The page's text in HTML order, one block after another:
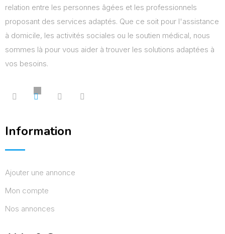
relation entre les personnes âgées et les professionnels
proposant des services adaptés. Que ce soit pour l'assistance
à domicile, les activités sociales ou le soutien médical, nous
sommes là pour vous aider à trouver les solutions adaptées à
vos besoins.
Information
Ajouter une annonce
Mon compte
Nos annonces